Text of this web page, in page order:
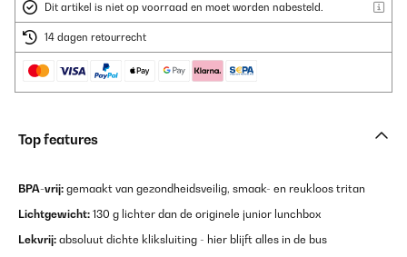
Dit artikel is niet op voorraad en moet worden nabesteld.
14 dagen retourrecht
Top features
BPA-vrij: gemaakt van gezondheidsveilig, smaak- en reukloos tritan
Lichtgewicht: 130 g lichter dan de originele junior lunchbox
Lekvrij: absoluut dichte kliksluiting - hier blijft alles in de bus